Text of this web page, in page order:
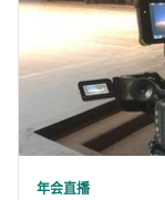
年会直播